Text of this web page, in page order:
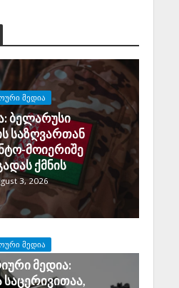
ᲛᲔᲓᲘᲐ
ბელარუსი
საზღვართან
მოიერიშე
ქმნის
3, 2026
ᲛᲔᲓᲘᲐ
მედია:
საცერივითაა,